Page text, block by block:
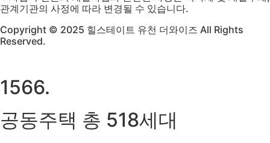
관계기관의 사정에 따라 변경될 수 있습니다.
Copyright © 2025 힐스테이트 유천 더와이즈 All Rights
Reserved.
1566.
공동주택 총 518세대